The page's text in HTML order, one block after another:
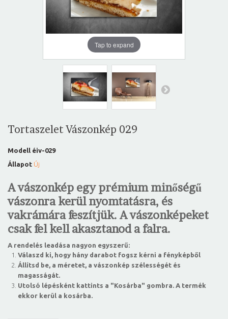
Tap to expand
Tortaszelet Vászonkép 029
Modell éiv-029
Állapot Új
A vászonkép egy prémium minőségű
vászonra kerül nyomtatásra, és
vakrámára feszítjük. A vászonképeket
csak fel kell akasztanod a falra.
A rendelés leadása nagyon egyszerű:
Válaszd ki, hogy hány darabot fogsz kérni a fényképből
Állítsd be, a méretet, a vászonkép szélességét és
magasságát.
Utolsó lépésként kattints a "Kosárba" gombra. A termék
ekkor kerül a kosárba.